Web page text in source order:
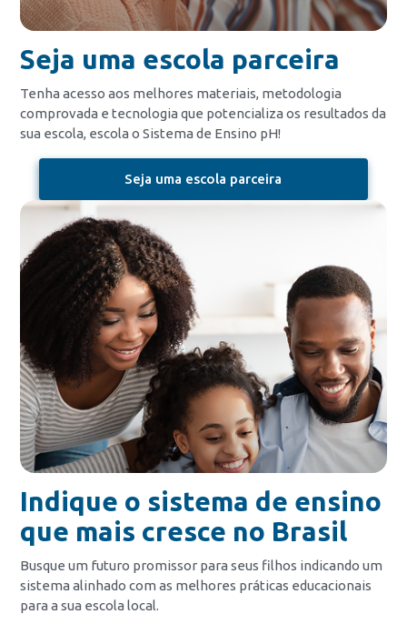
Seja uma escola parceira
Tenha acesso aos melhores materiais, metodologia
comprovada e tecnologia que potencializa os resultados da
sua escola, escola o Sistema de Ensino pH!
Seja uma escola parceira
Indique o sistema de ensino
que mais cresce no Brasil
Busque um futuro promissor para seus filhos indicando um
sistema alinhado com as melhores práticas educacionais
para a sua escola local.